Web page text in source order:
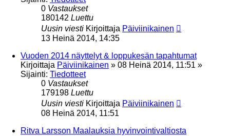
0 Vastaukset
180142 Luettu
Uusin viesti Kirjoittaja Päiviinikainen
13 Heinä 2014, 14:35
Vuoden 2014 näyttelyt & loppukesän tapahtumat
Kirjoittaja Päiviinikainen » 08 Heinä 2014, 11:51 »
Sijainti: Tiedotteet
0 Vastaukset
179198 Luettu
Uusin viesti Kirjoittaja Päiviinikainen
08 Heinä 2014, 11:51
Ritva Larsson Maalauksia hyvinvointivaltiosta